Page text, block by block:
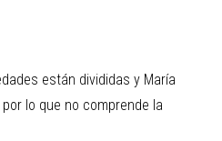
están divididas y María
lo que no comprende la